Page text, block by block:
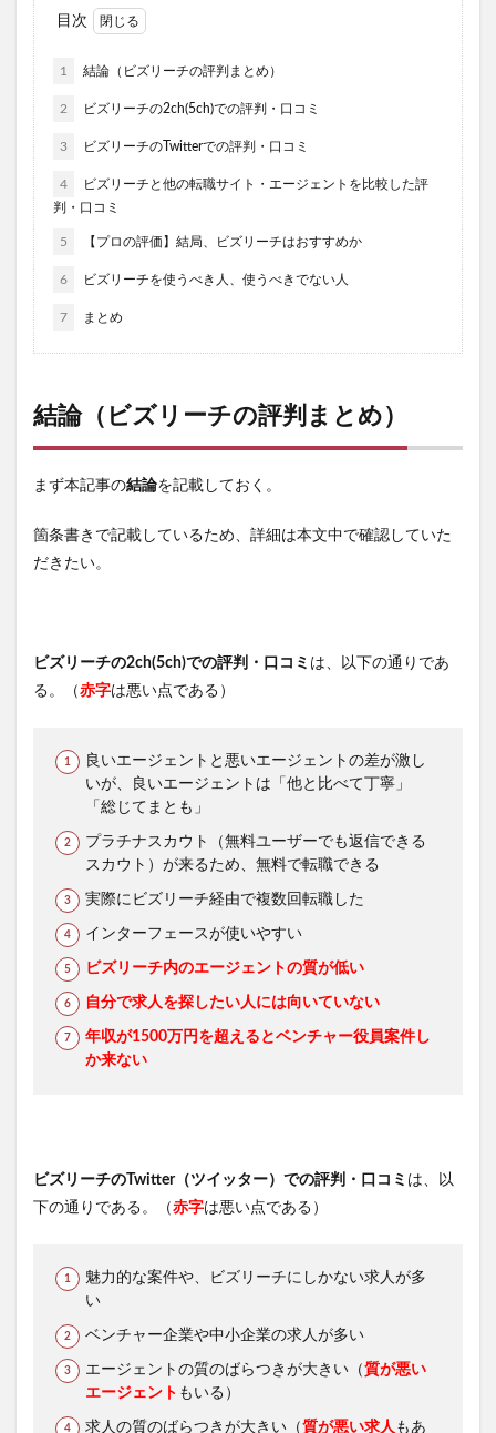
目次
1 結論（ビズリーチの評判まとめ）
2 ビズリーチの2ch(5ch)での評判・口コミ
3 ビズリーチのTwitterでの評判・口コミ
4
ビズリーチと他の転職サイト・エージェントを比較した評
判・口コミ
5 【プロの評価】結局、ビズリーチはおすすめか
6 ビズリーチを使うべき人、使うべきでない人
7 まとめ
結論（ビズリーチの評判まとめ）
まず本記事の結論を記載しておく。
箇条書きで記載しているため、詳細は本文中で確認していた
だきたい。
ビズリーチの2ch(5ch)での評判・口コミ は、以下の通りであ
る。（赤字は悪い点である）
良いエージェントと悪いエージェントの差が激し
いが、良いエージェントは「他と比べて丁寧」
「総じてまとも」
プラチナスカウト（無料ユーザーでも返信できる
スカウト）が来るため、無料で転職できる
実際にビズリーチ経由で複数回転職した
インターフェースが使いやすい
ビズリーチ内のエージェントの質が低い
自分で求人を探したい人には向いていない
年収が1500万円を超えるとベンチャー役員案件し
か来ない
ビズリーチのTwitter（ツイッター）での評判・口コミ は、以
下の通りである。（赤字は悪い点である）
魅力的な案件や、ビズリーチにしかない求人が多
い
ベンチャー企業や中小企業の求人が多い
エージェントの質のばらつきが大きい（質が悪い
エージェント もいる）
求人の質のばらつきが大きい（質が悪い求人 もあ